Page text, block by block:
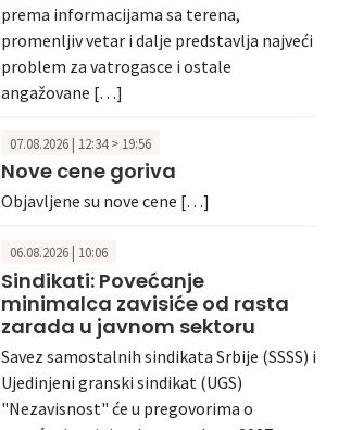
prema informacijama sa terena,
promenljiv vetar i dalje predstavlja najveći
problem za vatrogasce i ostale
angažovane […]
07.08.2026 | 12:34 > 19:56
Nove cene goriva
Objavljene su nove cene […]
06.08.2026 | 10:06
Sindikati: Povećanje
minimalca zavisiće od rasta
zarada u javnom sektoru
Savez samostalnih sindikata Srbije (SSSS) i
Ujedinjeni granski sindikat (UGS)
"Nezavisnost" će u pregovorima o